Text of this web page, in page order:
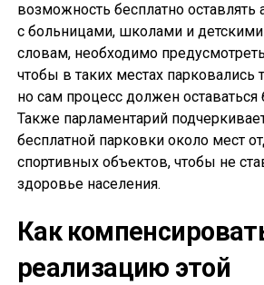
возможность бесплатно
с больницами, школами и
словам, необходимо
чтобы в таких местах парковались
но сам процесс должен оставаться
Также парламентарий
бесплатной парковки около мест
спортивных объектов, чтобы не
здоровье населения.
Как
реализацию этой